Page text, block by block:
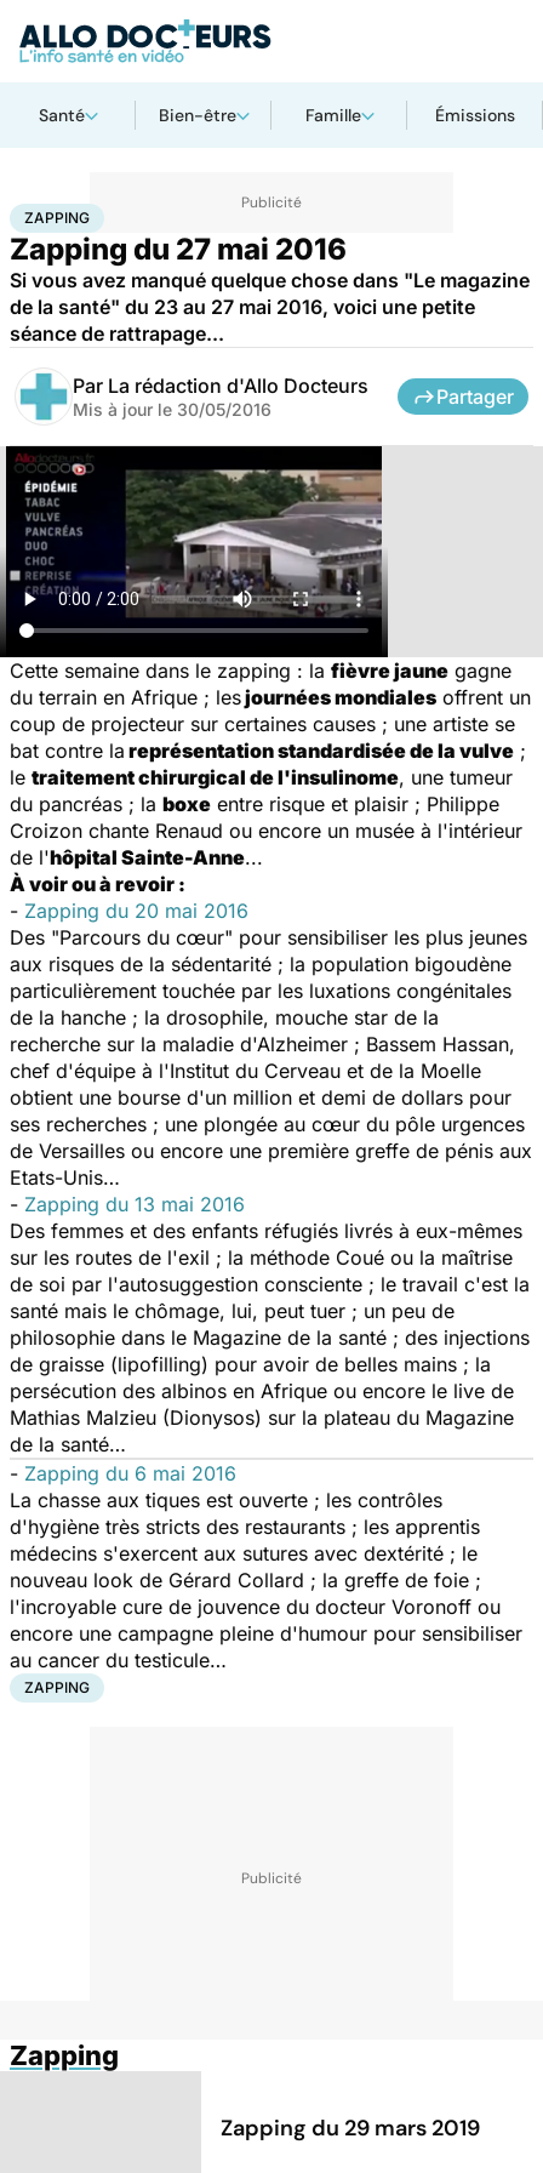
Santé Bien-être Famille Émissions
AccueilSanté
ZAPPING
Zapping du 27 mai 2016
Si vous avez manqué quelque chose dans "Le magazine
de la santé" du 23 au 27 mai 2016, voici une petite
séance de rattrapage...
Par La rédaction d'Allo Docteurs
Mis à jour le 30/05/2016
Partager
Cette semaine dans le zapping : la fièvre jaune gagne
du terrain en Afrique ; lesjournées mondiales offrent un
coup de projecteur sur certaines causes ; une artiste se
bat contre la représentation standardisée de la vulve ;
le traitement chirurgical de l'insulinome, une tumeur
du pancréas ; la boxe entre risque et plaisir ; Philippe
Croizon chante Renaud ou encore un musée à l'intérieur
de l'hôpital Sainte-Anne...
À voir ou à revoir :
- Zapping du 20 mai 2016
Des "Parcours du cœur" pour sensibiliser les plus jeunes
aux risques de la sédentarité ; la population bigoudène
particulièrement touchée par les luxations congénitales
de la hanche ; la drosophile, mouche star de la
recherche sur la maladie d'Alzheimer ; Bassem Hassan,
chef d'équipe à l'Institut du Cerveau et de la Moelle
obtient une bourse d'un million et demi de dollars pour
ses recherches ; une plongée au cœur du pôle urgences
de Versailles ou encore une première greffe de pénis aux
Etats-Unis…
- Zapping du 13 mai 2016
Des femmes et des enfants réfugiés livrés à eux-mêmes
sur les routes de l'exil ; la méthode Coué ou la maîtrise
de soi par l'autosuggestion consciente ; le travail c'est la
santé mais le chômage, lui, peut tuer ; un peu de
philosophie dans le Magazine de la santé ; des injections
de graisse (lipofilling) pour avoir de belles mains ; la
persécution des albinos en Afrique ou encore le live de
Mathias Malzieu (Dionysos) sur la plateau du Magazine
de la santé…
- Zapping du 6 mai 2016
La chasse aux tiques est ouverte ; les contrôles
d'hygiène très stricts des restaurants ; les apprentis
médecins s'exercent aux sutures avec dextérité ; le
nouveau look de Gérard Collard ; la greffe de foie ;
l'incroyable cure de jouvence du docteur Voronoff ou
encore une campagne pleine d'humour pour sensibiliser
au cancer du testicule…
ZAPPING
Zapping
Zapping du 29 mars 2019